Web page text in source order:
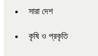
সারা দেশ
কৃষি ও প্রকৃতি